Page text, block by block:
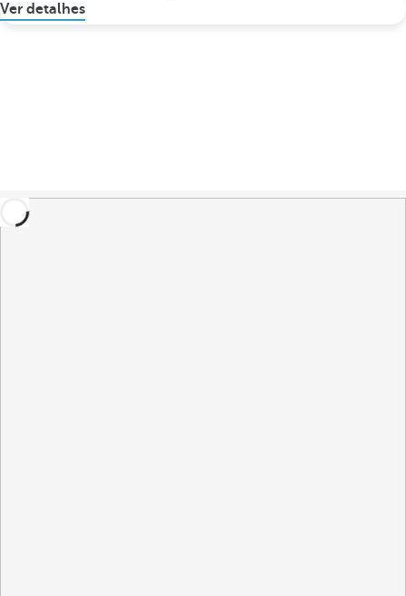
Ver detalhes